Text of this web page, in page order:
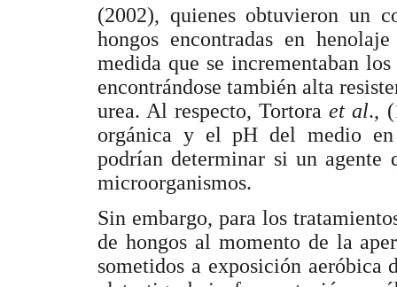
(2002), quienes obtuvieron un
hongos encontradas en
medida que se incrementaban
encontrándose también alta
urea. Al respecto, Tortoraet al.,
orgánica y el pH del medio en
podrían determinar si un
microorganismos.
Sin embargo, para los
de hongos al momento de la
sometidos a exposición aeróbica